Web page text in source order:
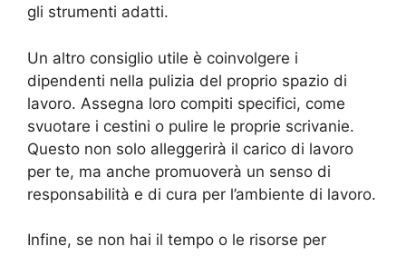
gli strumenti adatti.
Un altro consiglio utile è coinvolgere i
dipendenti nella pulizia del proprio spazio di
lavoro. Assegna loro compiti specifici, come
svuotare i cestini o pulire le proprie scrivanie.
Questo non solo alleggerirà il carico di lavoro
per te, ma anche promuoverà un senso di
responsabilità e di cura per l’ambiente di lavoro.
Infine, se non hai il tempo o le risorse per